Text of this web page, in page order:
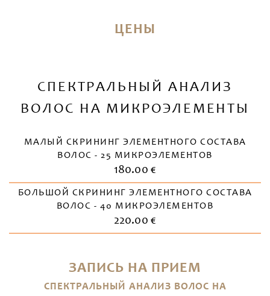
ЦЕНЫ
СПЕКТРАЛЬНЫЙ АНАЛИЗ
ВОЛОС НА МИКРОЭЛЕМЕНТЫ
МАЛЫЙ СКРИНИНГ ЭЛЕМЕНТНОГО СОСТАВА
ВОЛОС - 25 МИКРОЭЛЕМЕНТОВ
180.00 €
БОЛЬШОЙ СКРИНИНГ ЭЛЕМЕНТНОГО СОСТАВА
ВОЛОС - 40 МИКРОЭЛЕМЕНТОВ
220.00 €
ЗАПИСЬ НА ПРИЕМ
СПЕКТРАЛЬНЫЙ АНАЛИЗ ВОЛОС НА